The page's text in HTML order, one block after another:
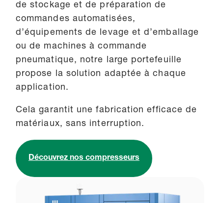
de stockage et de préparation de
commandes automatisées,
d’équipements de levage et d’emballage
ou de machines à commande
pneumatique, notre large portefeuille
propose la solution adaptée à chaque
application.
Cela garantit une fabrication efficace de
matériaux, sans interruption.
Découvrez nos compresseurs